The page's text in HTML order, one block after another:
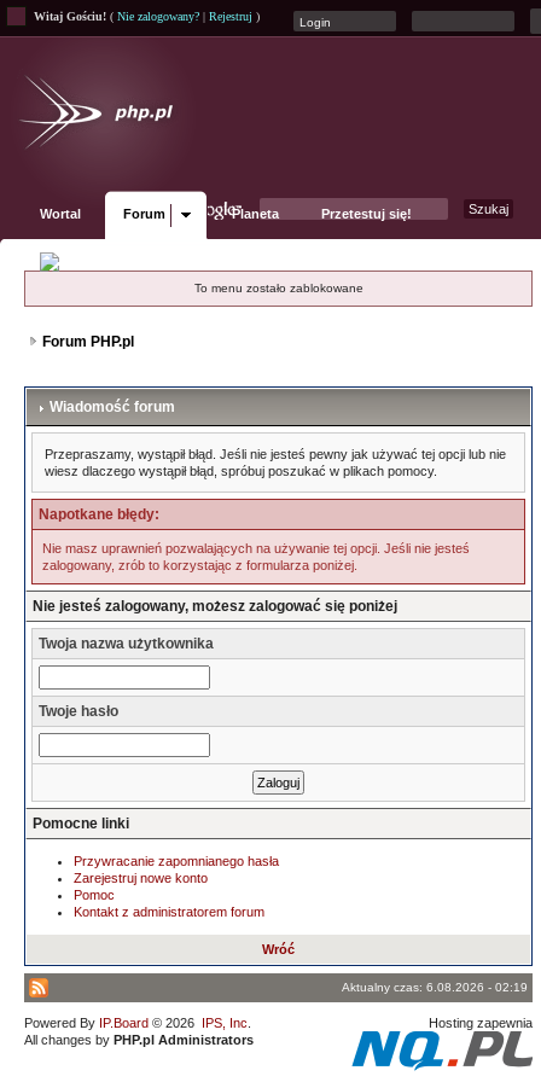
Witaj Gościu! ( Nie zalogowany? | Rejestruj )
Wortal Forum Planeta Przetestuj się!
To menu zostało zablokowane
Forum PHP.pl
Wiadomość forum
Przepraszamy, wystąpił błąd. Jeśli nie jesteś pewny jak używać tej opcji lub nie
wiesz dlaczego wystąpił błąd, spróbuj poszukać w plikach pomocy.
Napotkane błędy:
Nie masz uprawnień pozwalających na używanie tej opcji. Jeśli nie jesteś
zalogowany, zrób to korzystając z formularza poniżej.
Nie jesteś zalogowany, możesz zalogować się poniżej
Twoja nazwa użytkownika
Twoje hasło
Pomocne linki
Przywracanie zapomnianego hasła
Zarejestruj nowe konto
Pomoc
Kontakt z administratorem forum
Wróć
Aktualny czas: 6.08.2026 - 02:19
Powered By IP.Board © 2026 IPS, Inc
All changes by PHP.pl Administrators
Hosting zapewnia